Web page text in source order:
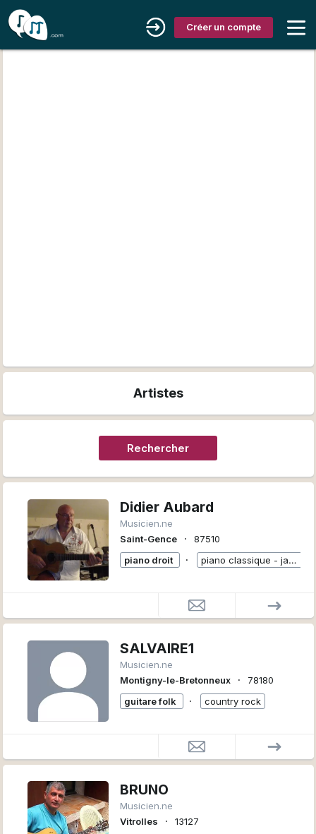
Créer un compte
Artistes
Rechercher
Didier Aubard
Musicien.ne
Saint-Gence
∙
87510
piano droit
∙ piano classique - jazz _ variétés - accompagnement guitare tout style
SALVAIRE1
Musicien.ne
Montigny-le-Bretonneux
∙
78180
guitare folk
∙ country rock
BRUNO
Musicien.ne
Vitrolles
∙
13127